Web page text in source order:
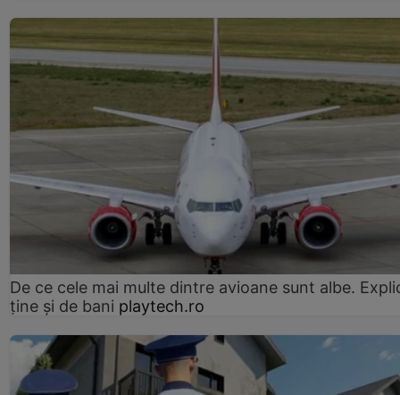
De ce cele mai multe dintre avioane sunt albe.
ține și de bani playtech.ro